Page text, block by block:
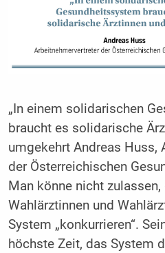
„In einem solidarischen
braucht es solidarische
umgekehrt Andreas Huss,
der Österreichischen
Man könne nicht
Wahlärztinnen und
System „konkurrieren“.
höchste Zeit, das System